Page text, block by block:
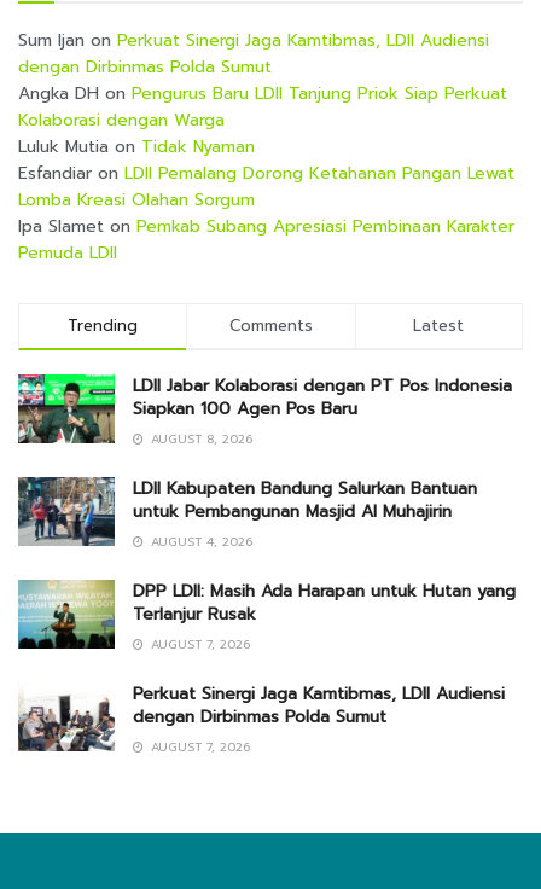
Sum Ijan on Perkuat Sinergi Jaga Kamtibmas, LDII Audiensi
dengan Dirbinmas Polda Sumut
Angka DH on Pengurus Baru LDII Tanjung Priok Siap Perkuat
Kolaborasi dengan Warga
Luluk Mutia on Tidak Nyaman
Esfandiar on LDII Pemalang Dorong Ketahanan Pangan Lewat
Lomba Kreasi Olahan Sorgum
Ipa Slamet on Pemkab Subang Apresiasi Pembinaan Karakter
Pemuda LDII
Trending Comments Latest
LDII Jabar Kolaborasi dengan PT Pos Indonesia
Siapkan 100 Agen Pos Baru
AUGUST 8, 2026
LDII Kabupaten Bandung Salurkan Bantuan
untuk Pembangunan Masjid Al Muhajirin
AUGUST 4, 2026
DPP LDII: Masih Ada Harapan untuk Hutan yang
Terlanjur Rusak
AUGUST 7, 2026
Perkuat Sinergi Jaga Kamtibmas, LDII Audiensi
dengan Dirbinmas Polda Sumut
AUGUST 7, 2026